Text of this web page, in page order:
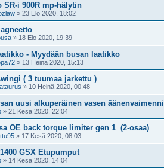
SR-i 900R mp-hälytin
» 23 Elo 2020, 18:02
» 18 Elo 2020, 19:39
- Myydään busan laatikko
» 13 Heinä 2020, 15:13
( 3 tuumaa jarkettu )
» 10 Heinä 2020, 00:48
uusi alkuperäinen vasen äänenvaimenni
» 21 Kesä 2020, 22:04
OE back torque limiter gen 1 (2-osaa)
» 17 Kesä 2020, 08:03
GSX Etupumput
» 14 Kesä 2020, 14:04